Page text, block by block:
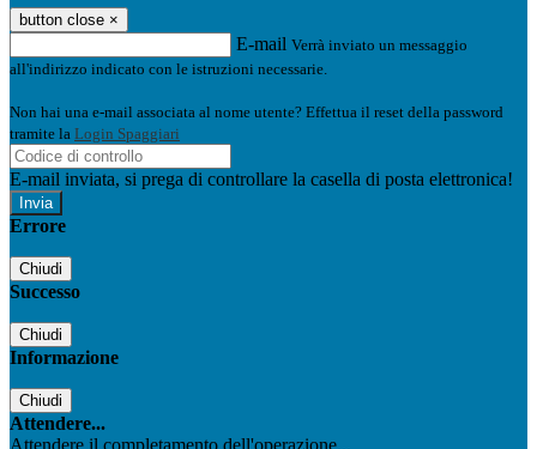
button close ×
E-mail Verrà inviato un messaggio
all'indirizzo indicato con le istruzioni necessarie.
Non hai una e-mail associata al nome utente? Effettua il reset della password
tramite la Login Spaggiari
E-mail inviata, si prega di controllare la casella di posta elettronica!
Errore
Chiudi
Successo
Chiudi
Informazione
Chiudi
Attendere...